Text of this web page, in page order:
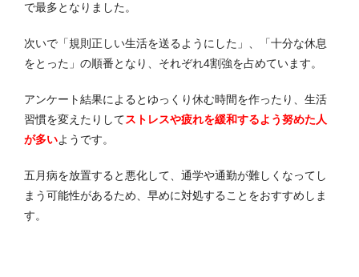
で最多となりました。
次いで「規則正しい生活を送るようにした」、「十分な休息
をとった」の順番となり、それぞれ4割強を占めています。
アンケート結果によるとゆっくり休む時間を作ったり、生活
習慣を変えたりしてストレスや疲れを緩和するよう努めた人
が多いようです。
五月病を放置すると悪化して、通学や通勤が難しくなってし
まう可能性があるため、早めに対処することをおすすめしま
す。